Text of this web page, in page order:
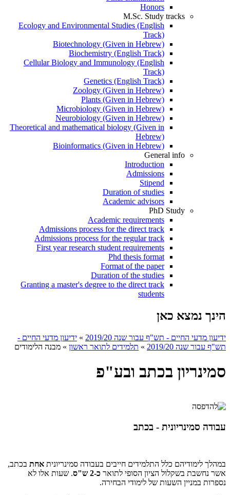
Honors
M.Sc. Study tracks
Ecology and Environmental Studies (English
Track)
Biotechnology (Given in Hebrew)
Biochemistry (English Track)
Cellular Biology and Immunology (English
Track)
Genetics (English Track)
Zoology (Given in Hebrew)
Plants (Given in Hebrew)
Microbiology (Given in Hebrew)
Neurobiology (Given in Hebrew)
Theoretical and mathematical biology (Given in
Hebrew)
Bioinformatics (Given in Hebrew)
General info
Introduction
Admissions
Stipend
Duration of studies
Academic advisors
PhD Study
Academic requirements
Admissions process for the direct track
Admissions process for the regular track
First year research student requirements
Phd thesis format
Format of the paper
Duration of the studies
Granting a master's degree to the direct track
students
הינך נמצא כאן
ידיעון מדעי החיים - תש"ף עבור שנה 2019/20 » ידיעון מדעי החיים -
תש"ף עבור שנה 2019/20
» תלמידים לתואר ראשון » מבנה הלימודים
סמינריון בכתב ובע"פ
עבודה סמינריונית - בכתב
במהלך לימודיהם כלל התלמידים חייבים בעבודה סמינריונית אחת בכתב,
אשר נחשבת בשקלול הציון הסופי לתואר כ-2 ש"ס
. שעות אלו לא
נספרות במניין השעות של לימודי הבחירה.